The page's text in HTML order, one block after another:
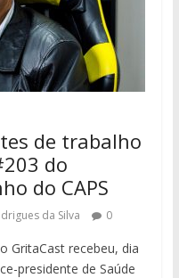
de trabalho
do
do CAPS
da Silva 0
GritaCast recebeu, dia
presidente de Saúde